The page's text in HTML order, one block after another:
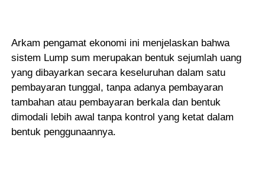
Arkam pengamat ekonomi ini menjelaskan bahwa
sistem Lump sum merupakan bentuk sejumlah uang
yang dibayarkan secara keseluruhan dalam satu
pembayaran tunggal, tanpa adanya pembayaran
tambahan atau pembayaran berkala dan bentuk
dimodali lebih awal tanpa kontrol yang ketat dalam
bentuk penggunaannya.